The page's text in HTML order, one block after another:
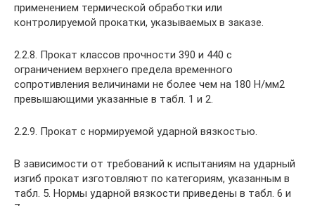
применением термической обработки или
контролируемой прокатки, указываемых в заказе.
2.2.8. Прокат классов прочности 390 и 440 с
ограничением верхнего предела временного
сопротивления величинами не более чем на 180 Н/мм2
превышающими указанные в табл. 1 и 2.
2.2.9. Прокат с нормируемой ударной вязкостью.
В зависимости от требований к испытаниям на ударный
изгиб прокат изготовляют по категориям, указанным в
табл. 5. Нормы ударной вязкости приведены в табл. 6 и